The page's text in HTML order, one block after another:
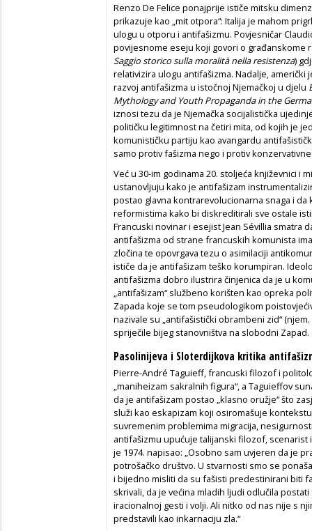
Renzo De Felice ponajprije ističe mitsku
prikazuje kao „mit otpora“: Italija je mahom
ulogu u otporu i antifašizmu. Povjesničar
povijesnome eseju koji govori o građanskome
Saggio storico sulla moralità nella resistenza)
relativizira ulogu antifašizma. Nadalje, američki
razvoj antifašizma u istočnoj Njemačkoj u djelu
Mythology and Youth Propaganda in the
iznosi tezu da je Njemačka socijalistička
političku legitimnost na četiri mita, od kojih je
komunističku partiju kao avangardu
samo protiv fašizma nego i protiv
Već u 30-im godinama 20. stoljeća književnici i
ustanovljuju kako je antifašizam
postao glavna kontrarevolucionarna snaga i
reformistima kako bi diskreditirali sve ostale
Francuski novinar i esejist Jean Sévillia smatra
antifašizma od strane francuskih komunista
zločina te opovrgava tezu o asimilaciji
ističe da je antifašizam teško korumpiran.
antifašizma dobro ilustrira činjenica da je u
„antifašizam“ službeno korišten kao opreka
Zapada koje se tom pseudologikom
nazivale su „antifašistički obrambeni zid“ (njem.
spriječile bijeg stanovništva na slobodni Zapad.
Pasolinijeva i Sloterdijkova kritika
Pierre-André Taguieff, francuski filozof i
„maniheizam sakralnih figura“, a Taguieffov
da je antifašizam postao „klasno oružje“ što
služi kao eskapizam koji osiromašuje
suvremenim problemima migracija,
antifašizmu upućuje talijanski filozof,
je 1974. napisao: „Osobno sam uvjeren da je
potrošačko društvo. U stvarnosti smo se
i bijedno misliti da su fašisti predestinirani biti
skrivali, da je većina mladih ljudi odlučila
iracionalnoj gesti i volji. Ali nitko od nas nije s
predstavili kao inkarnaciju zla.“